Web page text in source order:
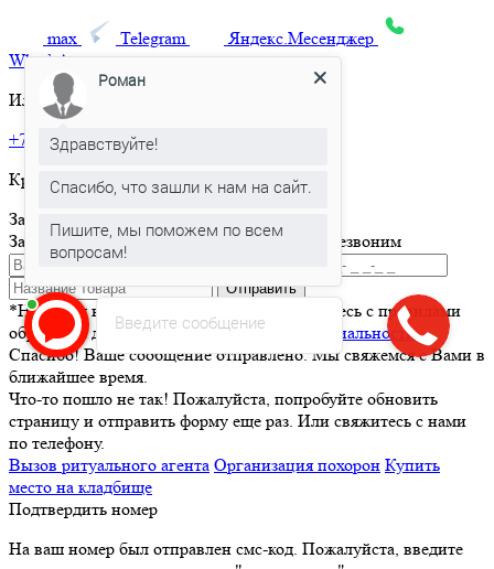
max Telegram
Яндекс.Месенджер
What’sApp
Или позвоните по телефону:
+7 495 150-36-47
Круглосуточная горячая линия
Заказать товар
Заполните и отправьте форму и мы вам перезвоним
Отправить
*Нажимая кнопку Отправить вы соглашаетесь с правилами
обработки данных и политикой конфиденциальности
Спасибо! Ваше сообщение отправлено. Мы свяжемся с Вами в
ближайшее время.
Что-то пошло не так! Пожалуйста, попробуйте обновить
страницу и отправить форму еще раз. Или свяжитесь с нами
по телефону.
Вызов ритуального агента Организация похорон Купить
место на кладбище
Подтвердить номер
На ваш номер был отправлен смс-код. Пожалуйста, введите
Введите сообщение
Роман
Здравствуйте!
Спасибо, что зашли к нам на сайт.
Пишите, мы поможем по всем
вопросам!